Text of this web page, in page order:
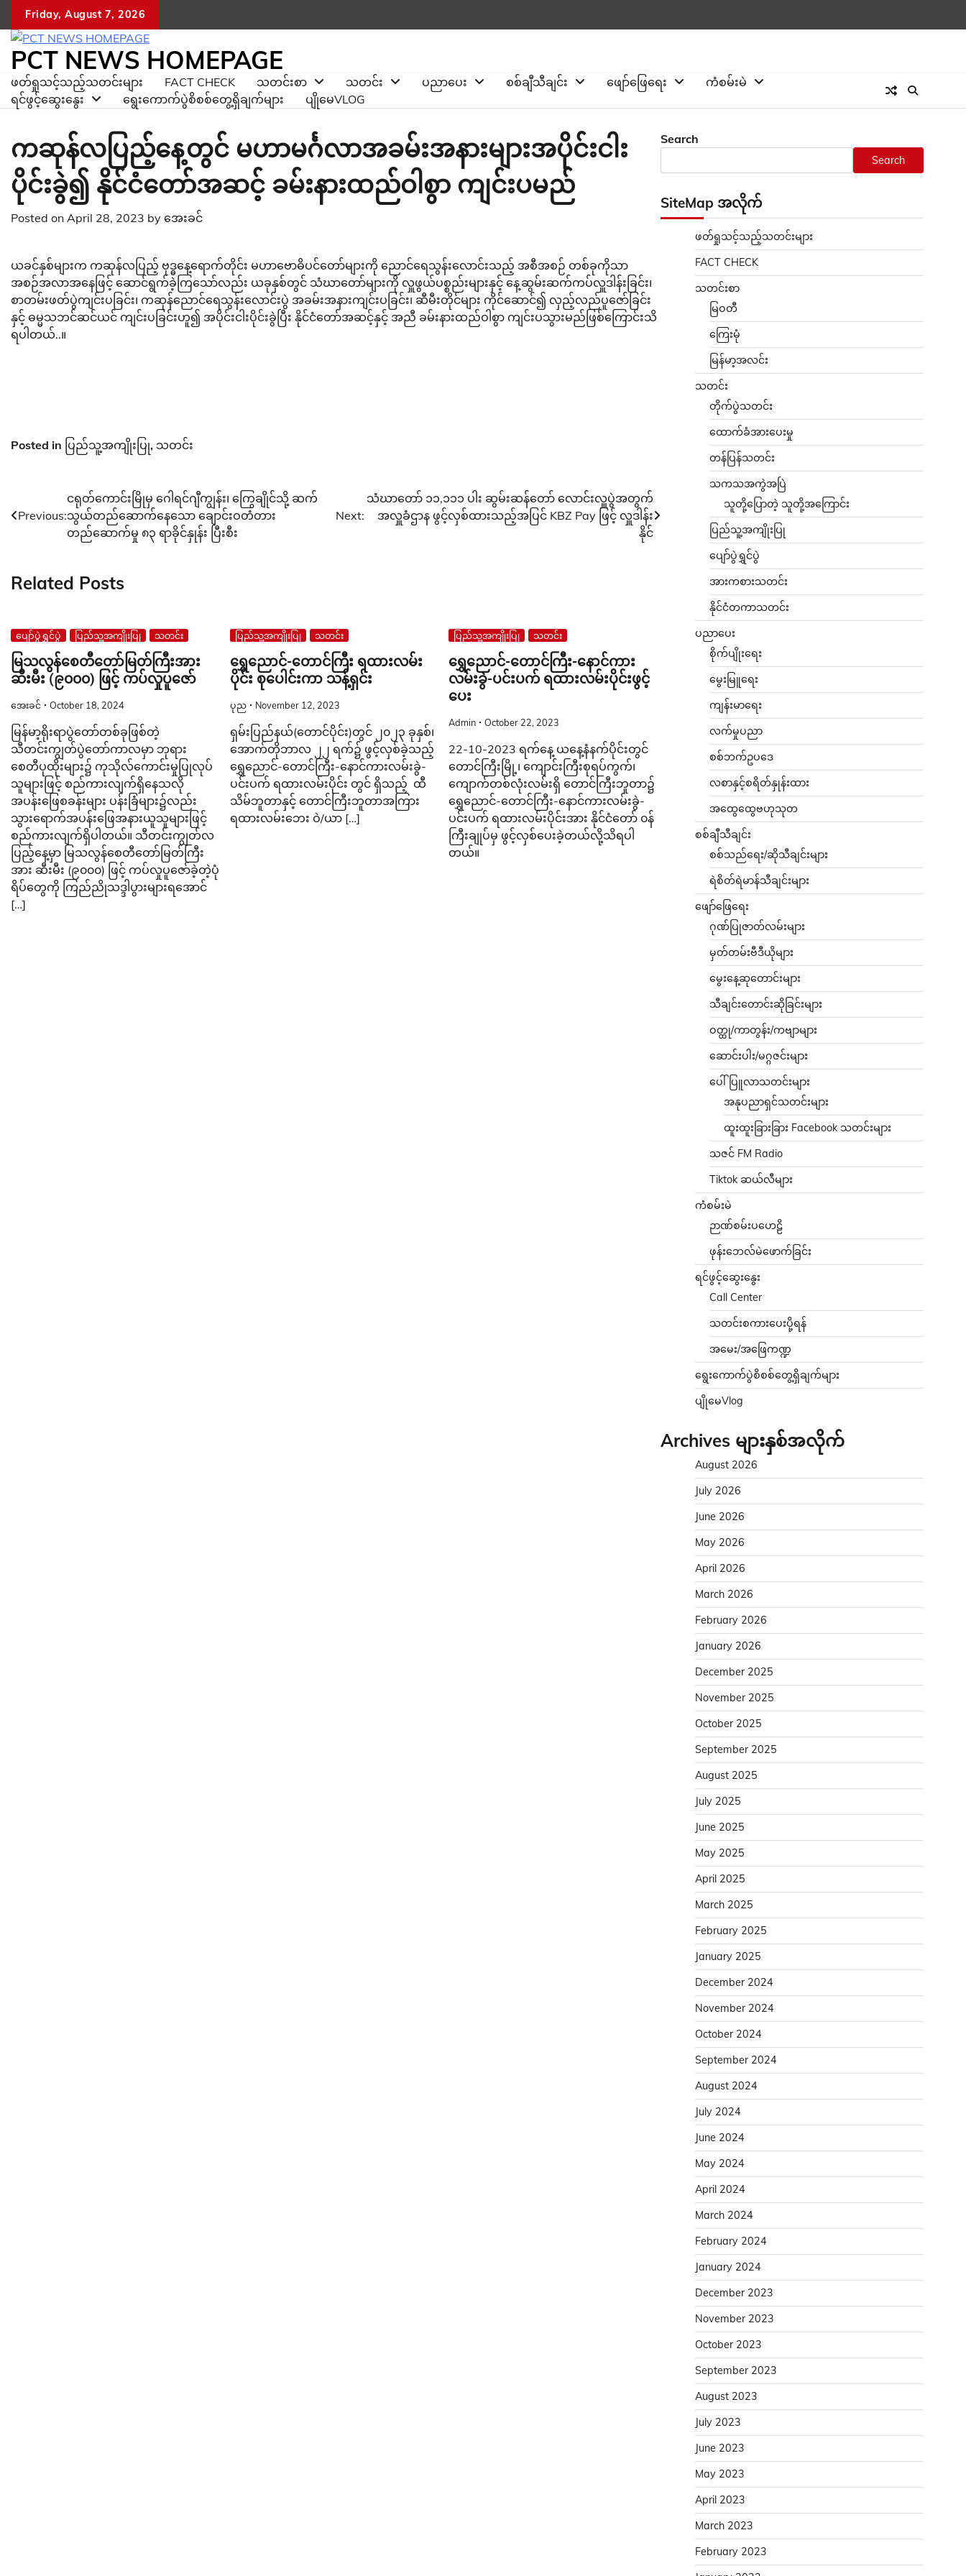
content
Friday, August 7, 2026
PCT NEWS HOMEPAGE
ဖတ်ရှုသင့်သည့်သတင်းများ FACT CHECK သတင်းစာ သတင်း ပညာပေး စစ်ချီသီချင်း ဖျော်ဖြေရေး
ကံစမ်းမဲ
ရင်ဖွင့်ဆွေးနွေး
ရွေးကောက်ပွဲစိစစ်တွေ့ရှိချက်များ ပျိုမေVLOG
ကဆုန်လပြည့်နေ့တွင် မဟာမင်္ဂလာအခမ်းအနားများအပိုင်းငါး
ပိုင်းခွဲ၍ နိုင်ငံတော်အဆင့် ခမ်းနားထည်ဝါစွာ ကျင်းပမည်
Posted on April 28, 2023 by အေးခင်
ယခင်နှစ်များက ကဆုန်လပြည့် ဗုဒ္ဓနေ့ရောက်တိုင်း မဟာဗောဓိပင်တော်များကို ညောင်ရေသွန်းလောင်းသည့် အစီအစဉ် တစ်ခုကိုသာ
အစဉ်အလာအနေဖြင့် ဆောင်ရွက်ခဲ့ကြသော်လည်း ယခုနှစ်တွင် သံဃာတော်များကို လှူဖွယ်ပစ္စည်းများနှင့် နေ့ဆွမ်းဆက်ကပ်လှူဒါန်းခြင်း၊
စာတမ်းဖတ်ပွဲကျင်းပခြင်း၊ ကဆုန်ညောင်ရေသွန်းလောင်းပွဲ အခမ်းအနားကျင်းပခြင်း၊ ဆီမီးတိုင်များ ကိုင်ဆောင်၍ လှည့်လည်ပူဇော်ခြင်း
နှင့် ဓမ္မသဘင်ဆင်ယင် ကျင်းပခြင်းဟူ၍ အပိုင်းငါးပိုင်းခွဲပြီး နိုင်ငံတော်အဆင့်နှင့် အညီ ခမ်းနားထည်ဝါစွာ ကျင်းပသွားမည်ဖြစ်ကြောင်းသိ
ရပါတယ်..။
Posted in ပြည်သူ့အကျိုးပြု, သတင်း
navigation
Previous:
ငရုတ်ကောင်းမြိုမှ ဂေါရင်ဂျီကျွန်း၊ ကြွေချိုင်သို့ ဆက်
သွယ်တည်ဆောက်နေသော ချောင်းဝတံတား
တည်ဆောက်မှု ၈၃ ရာခိုင်နှုန်း ပြီးစီး
Next:
သံဃာတော် ၁၁,၁၁၁ ပါး ဆွမ်းဆန်တော် လောင်းလှူပွဲအတွက်
အလှူခံဌာန ဖွင့်လှစ်ထားသည့်အပြင် KBZ Pay ဖြင့် လှူဒါန်း
နိုင်
Related Posts
ပျော်ပွဲရွှင်ပွဲ ပြည်သူ့အကျိုးပြု သတင်း
မြသလွန်စေတီတော်မြတ်ကြီးအား
ဆီးမီး (၉၀၀၀) ဖြင့် ကပ်လှုပူဇော်
အေးခင် October 18, 2024
မြန်မာ့ရိုးရာပွဲတော်တစ်ခုဖြစ်တဲ့
သီတင်းကျွတ်ပွဲတော်ကာလမှာ ဘုရား
စေတီပုထိုးများ၌ ကုသိုလ်ကောင်းမှုပြုလုပ်
သူများဖြင့် စည်ကားလျက်ရှိနေသလို
အပန်းဖြေစခန်းများ ပန်းခြံများ၌လည်း
သွားရောက်အပန်းဖြေအနားယူသူများဖြင့်
စည်ကားလျက်ရှိပါတယ်။ သီတင်းကျွတ်လ
ပြည့်နေ့မှာ မြသလွန်စေတီတော်မြတ်ကြီး
အား ဆီးမီး (၉၀၀၀) ဖြင့် ကပ်လှုပူဇော်ခဲ့တဲ့ပုံ
ရိပ်တွေကို ကြည်ညိုသဒ္ဒါပွားများရအောင်
[…]
ပြည်သူ့အကျိုးပြု သတင်း
ရွှေညောင်-တောင်ကြီး ရထားလမ်း
ပိုင်း စုပေါင်းကာ သန့်ရှင်း
ပုည November 12, 2023
ရှမ်းပြည်နယ်(တောင်ပိုင်း)တွင် ၂၀၂၃ ခုနှစ်၊
အောက်တိုဘာလ ၂၂ ရက်၌ ဖွင့်လှစ်ခဲ့သည့်
ရွှေညောင်-တောင်ကြီး-နောင်ကားလမ်းခွဲ-
ပင်းပက် ရထားလမ်းပိုင်း တွင် ရှိသည့် ထီ
သိမ်ဘူတာနှင့် တောင်ကြီးဘူတာအကြား
ရထားလမ်းဘေး ဝဲ/ယာ […]
ပြည်သူ့အကျိုးပြု သတင်း
ရွှေညောင်-တောင်ကြီး-နောင်ကား
လမ်းခွဲ-ပင်းပက် ရထားလမ်းပိုင်းဖွင့်
ပေး
Admin October 22, 2023
22-10-2023 ရက်နေ့ ယနေ့နံနက်ပိုင်းတွင်
တောင်ကြီးမြို့၊ ကျောင်းကြီးစုရပ်ကွက်၊
ကျောက်တစ်လုံးလမ်းရှိ တောင်ကြီးဘူတာ၌
ရွှေညောင်-တောင်ကြီး-နောင်ကားလမ်းခွဲ-
ပင်းပက် ရထားလမ်းပိုင်းအား နိုင်ငံတော် ၀န်
ကြီးချုပ်မှ ဖွင့်လှစ်ပေးခဲ့တယ်လို့သိရပါ
တယ်။
Search
Search
SiteMap အလိုက်
ဖတ်ရှုသင့်သည့်သတင်းများ
FACT CHECK
သတင်းစာ
မြဝတီ
ကြေးမုံ
မြန်မာ့အလင်း
သတင်း
တိုက်ပွဲသတင်း
ထောက်ခံအားပေးမှု
တန်ပြန်သတင်း
သကသအကွဲအပြဲ
သူတို့ပြောတဲ့ သူတို့အကြောင်း
ပြည်သူ့အကျိုးပြု
ပျော်ပွဲရွှင်ပွဲ
အားကစားသတင်း
နိုင်ငံတကာသတင်း
ပညာပေး
စိုက်ပျိုးရေး
မွေးမြူရေး
ကျန်းမာရေး
လက်မှုပညာ
စစ်ဘက်ဥပဒေ
လစာနှင့်စရိတ်နှုန်းထား
အထွေထွေဗဟုသုတ
စစ်ချီသီချင်း
စစ်သည်ရေး/ဆိုသီချင်းများ
ရဲစိတ်ရဲမာန်သီချင်းများ
ဖျော်ဖြေရေး
ဂုဏ်ပြုဇာတ်လမ်းများ
မှတ်တမ်းဗီဒီယိုများ
မွေးနေ့ဆုတောင်းများ
သီချင်းတောင်းဆိုခြင်းများ
ဝတ္ထု/ကာတွန်း/ကဗျာများ
ဆောင်းပါး/မဂ္ဂဇင်းများ
ပေါ်ပြူလာသတင်းများ
အနုပညာရှင်သတင်းများ
ထူးထူးခြားခြား Facebook သတင်းများ
သဇင် FM Radio
Tiktok ဆယ်လီများ
ကံစမ်းမဲ
ဉာဏ်စမ်းပဟေဠိ
ဖုန်းဘေလ်မဲဖောက်ခြင်း
ရင်ဖွင့်ဆွေးနွေး
Call Center
သတင်းစကားပေးပို့ရန်
အမေး/အဖြေကဏ္ဍ
ရွေးကောက်ပွဲစိစစ်တွေ့ရှိချက်များ
ပျိုမေVlog
Archives များနှစ်အလိုက်
August 2026
July 2026
June 2026
May 2026
April 2026
March 2026
February 2026
January 2026
December 2025
November 2025
October 2025
September 2025
August 2025
July 2025
June 2025
May 2025
April 2025
March 2025
February 2025
January 2025
December 2024
November 2024
October 2024
September 2024
August 2024
July 2024
June 2024
May 2024
April 2024
March 2024
February 2024
January 2024
December 2023
November 2023
October 2023
September 2023
August 2023
July 2023
June 2023
May 2023
April 2023
March 2023
February 2023